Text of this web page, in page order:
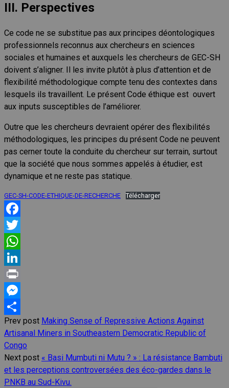
III. Perspectives
Ce code ne se substitue pas aux principes déontologiques
professionnels reconnus aux chercheurs en sciences
sociales et humaines et auxquels les chercheurs de GEC-SH
doivent s’aligner. Il les invite plutôt à plus d’attention et de
flexibilité méthodologique compte tenu des contextes dans
lesquels ils travaillent. Le présent Code éthique est ouvert
aux inputs susceptibles de l’améliorer.
Outre que les chercheurs devraient opérer des flexibilités
méthodologiques, les principes du présent Code ne peuvent
pas cerner toute la conduite du chercheur sur terrain, surtout
que la société que nous sommes appelés à étudier, est
dynamique et ne reste pas statique.
GEC-SH-CODE-ETHIQUE-DE-RECHERCHE Télécharger
Facebook
Twitter
WhatsApp
LinkedIn
Print
Messenger
Share
Prev post Making Sense of Repressive Actions Against
Artisanal Miners in Southeastern Democratic Republic of
Congo
Next post « Basi Mumbuti ni Mutu ? » : La résistance Bambuti
et les perceptions controversées des éco-gardes dans le
PNKB au Sud-Kivu.